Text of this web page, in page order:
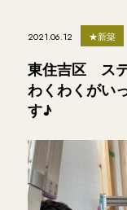
2021.06.12 ★新築
東住吉区 ス
わくわくがい
す♪